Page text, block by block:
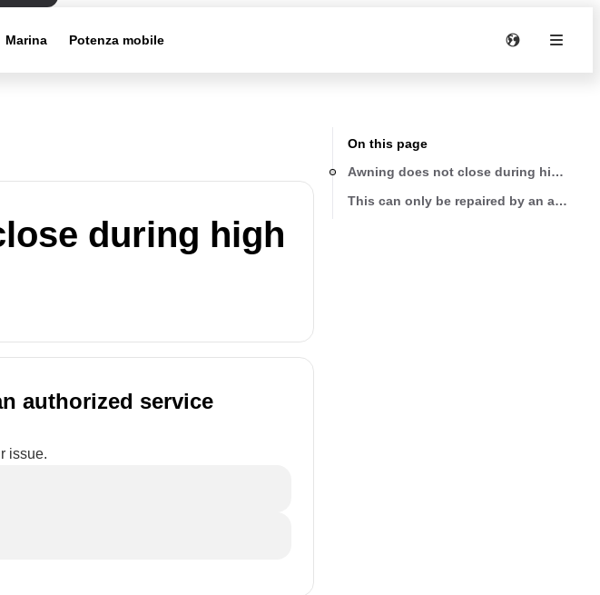
Marina Potenza mobile
during high
authorized service
issue.
On this page
Awning does not close during high
This can only be repaired by an